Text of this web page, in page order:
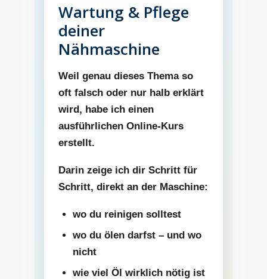
Wartung & Pflege
deiner
Nähmaschine
Weil genau dieses Thema so
oft falsch oder nur halb erklärt
wird, habe ich einen
ausführlichen Online-Kurs
erstellt.
Darin zeige ich dir Schritt für
Schritt, direkt an der Maschine:
wo du reinigen solltest
wo du ölen darfst – und wo
nicht
wie viel Öl wirklich nötig ist